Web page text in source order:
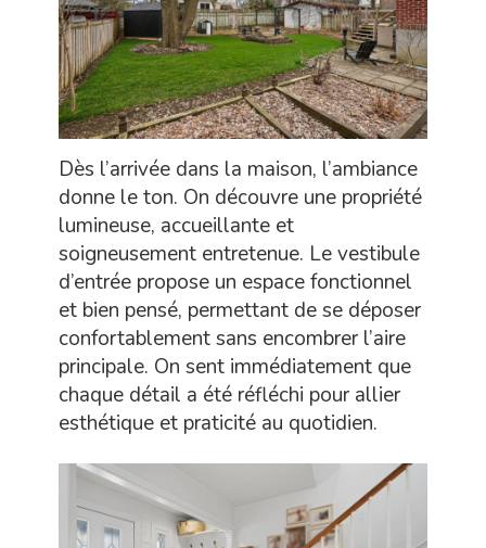
Dès l’arrivée dans la maison, l’ambiance
donne le ton. On découvre une propriété
lumineuse, accueillante et
soigneusement entretenue. Le vestibule
d’entrée propose un espace fonctionnel
et bien pensé, permettant de se déposer
confortablement sans encombrer l’aire
principale. On sent immédiatement que
chaque détail a été réfléchi pour allier
esthétique et praticité au quotidien.